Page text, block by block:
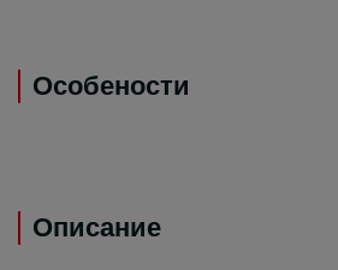
Особености
Описание